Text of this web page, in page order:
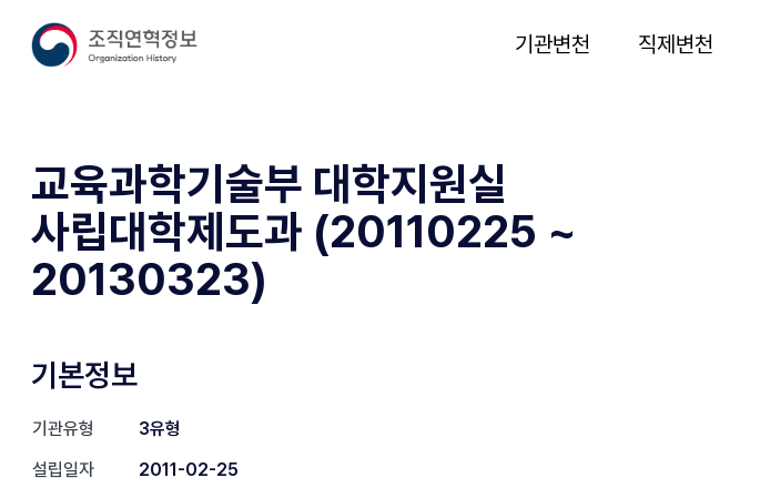
기관변천 직제변천
교육과학기술부 대학지원실
사립대학제도과 (20110225 ~
20130323)
기본정보
기관유형
3유형
설립일자
2011-02-25